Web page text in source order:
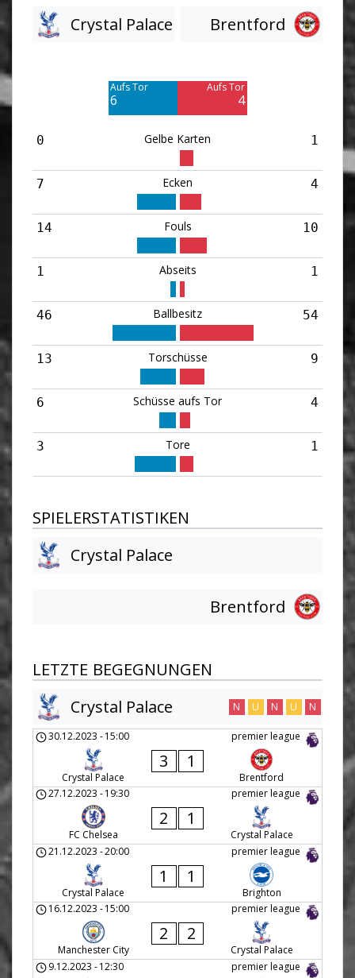
Crystal Palace Brentford
Aufs Tor
6
Aufs Tor
4
0 Gelbe Karten 1
7 Ecken 4
14 Fouls 10
1 Abseits 1
46 Ballbesitz 54
13 Torschüsse 9
6 Schüsse aufs Tor 4
3 Tore 1
SPIELERSTATISTIKEN
Crystal Palace
Brentford
LETZTE BEGEGNUNGEN
Crystal Palace
N U N U N
premier league
30.12.2023 -15:00
Crystal Palace
3 1
Brentford
premier league
27.12.2023 -19:30
FC Chelsea
2 1
Crystal Palace
premier league
21.12.2023 -20:00
Crystal Palace
1 1
Brighton
premier league
16.12.2023 -15:00
Manchester City
2 2
Crystal Palace
premier league
9.12.2023 -12:30